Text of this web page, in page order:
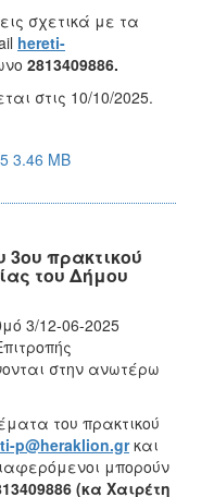
σχετικά με τα
hereti-
2813409886.
στις 10/10/2025.
3.46 MB
πρακτικού
του Δήμου
3/12-06-2025
στην ανωτέρω
του πρακτικού
p@heraklion.gr και
μπορούν
(κα Χαιρέτη